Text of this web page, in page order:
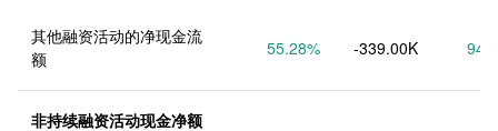
其他融资活动的净现金流
额
55.28% -339.00K
非持续融资活动现金净额